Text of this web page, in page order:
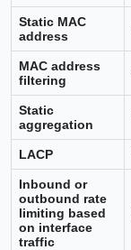
Static MAC
address
MAC address
filtering
Static
aggregation
LACP
Inbound or
outbound rate
limiting based
on interface
traffic